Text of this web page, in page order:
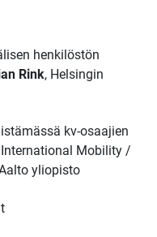
henkilöstön
Rink, Helsingin
kv-osaajien
Mobility /
yliopisto